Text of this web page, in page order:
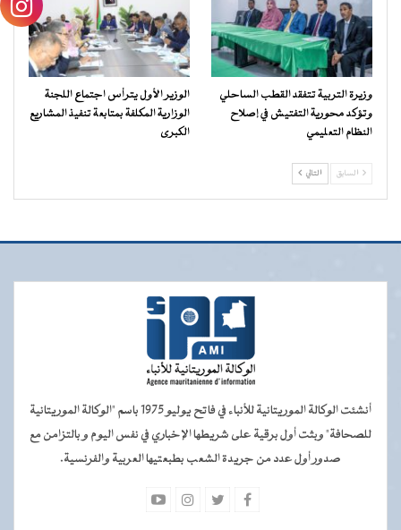
وزيرة التربية تتفقد القطب الساحلي
وتؤكد محورية التفتيش في إصلاح
النظام التعليمي
الوزير الأول يترأس اجتماع اللجنة
الوزارية المكلفة بمتابعة تنفيذ المشاريع
الكبرى
السابق التالي
أنشئت الوكالة الموريتانية للأنباء في فاتح يوليو 1975 باسم "الوكالة الموريتانية
للصحافة" وبثت أول برقية على شريطها الإخباري في نفس اليوم و بالتزامن مع
صدور أول عدد من جريدة الشعب بطبعتيها العربية والفرنسية.